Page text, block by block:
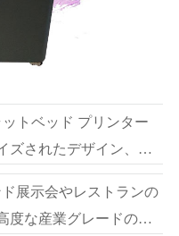
トベッド プリンター
ズされたデザイン、広
フトの印刷に使用され
展示会やレストランの
度な産業グレードの垂